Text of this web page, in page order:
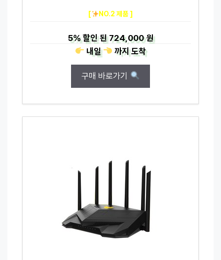
[ NO.2 제품 ]
5%할인 된724,000 원
내일
까지도착
구매 바로가기